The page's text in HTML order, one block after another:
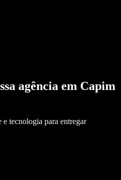
agência em Capim
tecnologia para entregar